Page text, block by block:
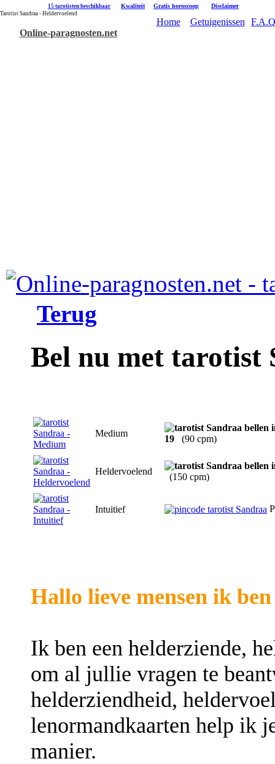
15 tarotisten beschikbaar Kwaliteit Gratis horoscoop Disclaimer
Tarotist Sandraa - Heldervoelend
Online-paragnosten.net
Home Getuigenissen
Terug
Bel nu met tarotist
Medium
19 (90 cpm)
Heldervoelend
(150 cpm)
Intuitief
Hallo lieve mensen ik
Ik ben een helderziende,
om al jullie vragen te
helderziendheid,
lenormandkaarten help ik
manier.